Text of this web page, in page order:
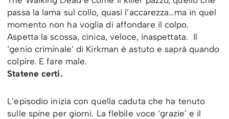
passa la lama sul collo, quasi l’accarezza…ma in quel
momento non ha voglia di affondare il colpo.
Aspetta la scossa, cinica, veloce, inaspettata. Il
‘genio criminale’ di Kirkman è astuto e saprà quando
colpire. E fare male.
Statene certi.
L’episodio inizia con quella caduta che ha tenuto
sulle spine per giorni. La flebile voce ‘grazie’ e il